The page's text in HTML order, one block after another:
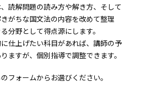
読解問題の読み方や解き方、そして
がちな国文法の内容を改めて整理
分野として得点源にします。
仕上げたい科目があれば、講師の予
ますが、個別指導で調整できます。
フォームからお選びください。